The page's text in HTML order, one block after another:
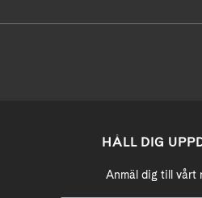
HÅLL DIG
Anmäl dig till vårt